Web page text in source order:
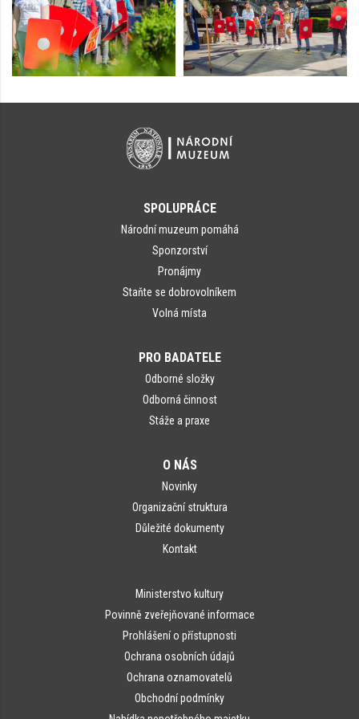
SPOLUPRÁCE
Národní muzeum pomáhá
Sponzorství
Pronájmy
Staňte se dobrovolníkem
Volná místa
PRO BADATELE
Odborné složky
Odborná činnost
Stáže a praxe
O NÁS
Novinky
Organizační struktura
Důležité dokumenty
Kontakt
Ministerstvo kultury
Povinně zveřejňované informace
Prohlášení o přístupnosti
Ochrana osobních údajů
Ochrana oznamovatelů
Obchodní podmínky